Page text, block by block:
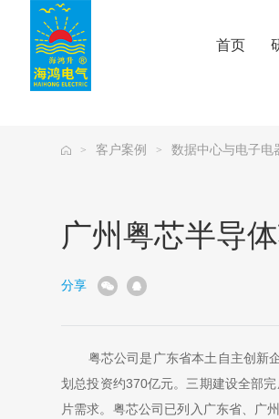
公海贵宾会
首页
> 客户案例 > 数据中心与电子电
广州粤芯半导
分享
粤芯公司是广东省本土自主创新企
划总投资约370亿元。三期建设全部
片需求。粤芯公司已列入广东省、广州